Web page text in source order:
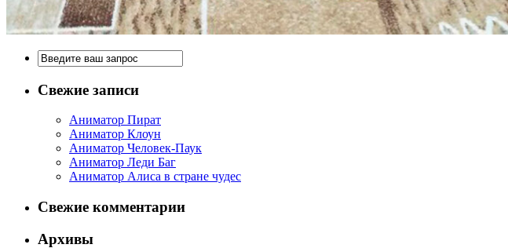
Свежие записи
Аниматор Пират
Аниматор Клоун
Аниматор Человек-Паук
Аниматор Леди Баг
Аниматор Алиса в стране чудес
Свежие комментарии
Архивы